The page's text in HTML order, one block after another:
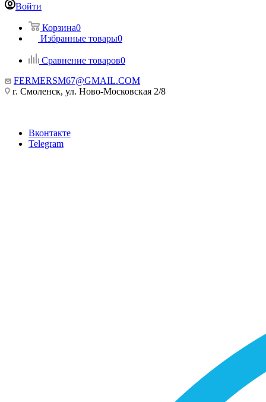
Войти
Корзина0
Избранные товары0
Сравнение товаров0
FERMERSM67@GMAIL.COM
г. Смоленск, ул. Ново-Московская 2/8
Вконтакте
Telegram